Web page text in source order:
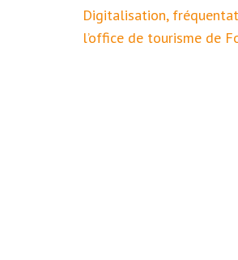
Navigation
de
Digitalisation,
l’office de tourisme de